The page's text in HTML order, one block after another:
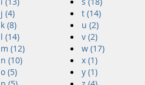
j (4)
k (8)
l (14)
m (12)
n (10)
o (5)
t (14)
u (2)
v (2)
w (17)
x (1)
y (1)